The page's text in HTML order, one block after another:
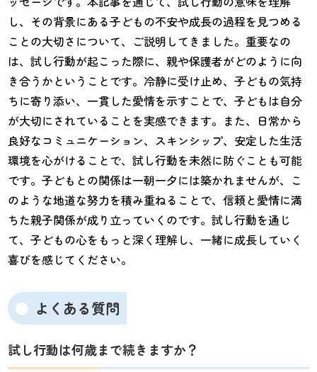
し、その背景にある子どもの不安や成長の過程を見つめる
ことの大切さについて、ご説明してきました。重要なの
は、試し行動が起こった際に、親や保護者がどのように向
き合うかということです。冷静に受け止め、子どもの気持
ちに寄り添い、一貫した愛情を示すことで、子どもは自分
が大切にされていることを実感できます。また、日常から
良好なコミュニケーション、スキンシップ、安定した生活
環境を心がけることで、試し行動を未然に防ぐことも可能
です。子どもとの関係は一朝一夕には築かれませんが、こ
のような地道な努力を積み重ねることで、信頼と愛情に満
ちた親子関係が成り立っていくのです。試し行動を通じ
て、子どもの心をもっと深く理解し、一緒に成長していく
喜びを感じてください。
よくある質問
試し行動は何歳まで続きますか？